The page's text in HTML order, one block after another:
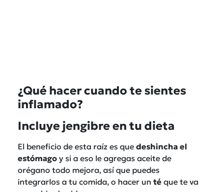
¿Qué hacer cuando te sientes
inflamado?
Incluye jengibre en tu dieta
El beneficio de esta raíz es que deshincha el
estómago y si a eso le agregas aceite de
orégano todo mejora, así que puedes
integrarlos a tu comida, o hacer un té que te va